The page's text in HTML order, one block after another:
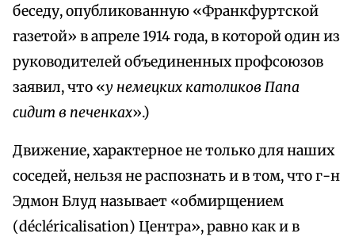
беседу, опубликованную «Франкфуртской
газетой» в апреле 1914 года, в которой один из
руководителей объединенных профсоюзов
заявил, что «у немецких католиков Папа
сидит в печенках».)
Движение, характерное не только для наших
соседей, нельзя не распознать и в том, что г-н
Эдмон Блуд называет «обмирщением
(décléricalisation) Центра», равно как и в